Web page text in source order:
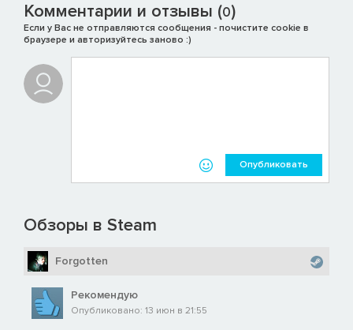
Комментарии и отзывы (0)
Если у Вас не отправляются сообщения - почистите cookie в
браузере и авторизуйтесь заново :)
Опубликовать
Обзоры в Steam
Forgotten
Рекомендую
Опубликовано: 13 июн в 21:55